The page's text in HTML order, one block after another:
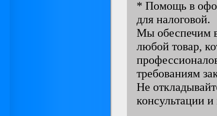
* Помощь в
для налоговой.
Мы обеспечим
любой товар,
требованиям
Не
консультации